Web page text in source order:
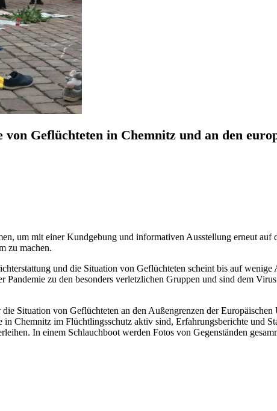
Geflüchteten in Chemnitz und an den
um mit einer Kundgebung und informativen Ausstellung erneut auf
zu machen.
und die Situation von Geflüchteten scheint bis auf
zu den besonders verletzlichen Gruppen und sind dem
Situation von Geflüchteten an den Außengrenzen der
Chemnitz im Flüchtlingsschutz aktiv sind, Erfahrungsberichte und
In einem Schlauchboot werden Fotos von Gegenständen